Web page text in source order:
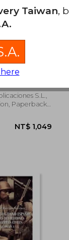
NT$
por
(Varia) (in
Mar&Iacute;A
S.L.,
Paperback,
Taiwan,